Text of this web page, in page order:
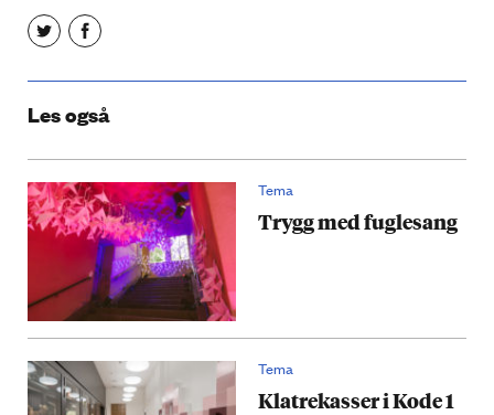
Les også
Tema
Trygg med fuglesang
Tema
Klatrekasser i Kode 1